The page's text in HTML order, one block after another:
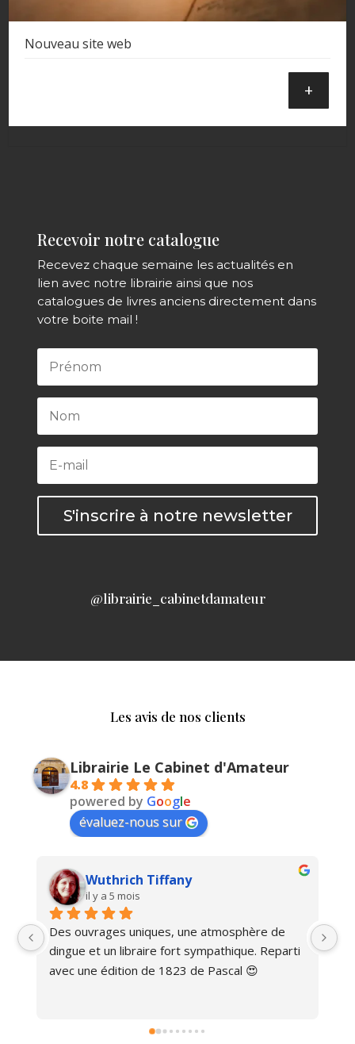
Nouveau site web
+
Recevoir notre catalogue
Recevez chaque semaine les actualités en
lien avec notre librairie ainsi que nos
catalogues de livres anciens directement dans
votre boite mail !
S'inscrire à notre newsletter
@librairie_cabinetdamateur
Les avis de nos clients
Librairie Le Cabinet d'Amateur
4.8
powered by Google
évaluez-nous sur
Wuthrich Tiffany
il y a 5 mois
Des ouvrages uniques, une atmosphère de
dingue et un libraire fort sympathique. Reparti
avec une édition de 1823 de Pascal 😍